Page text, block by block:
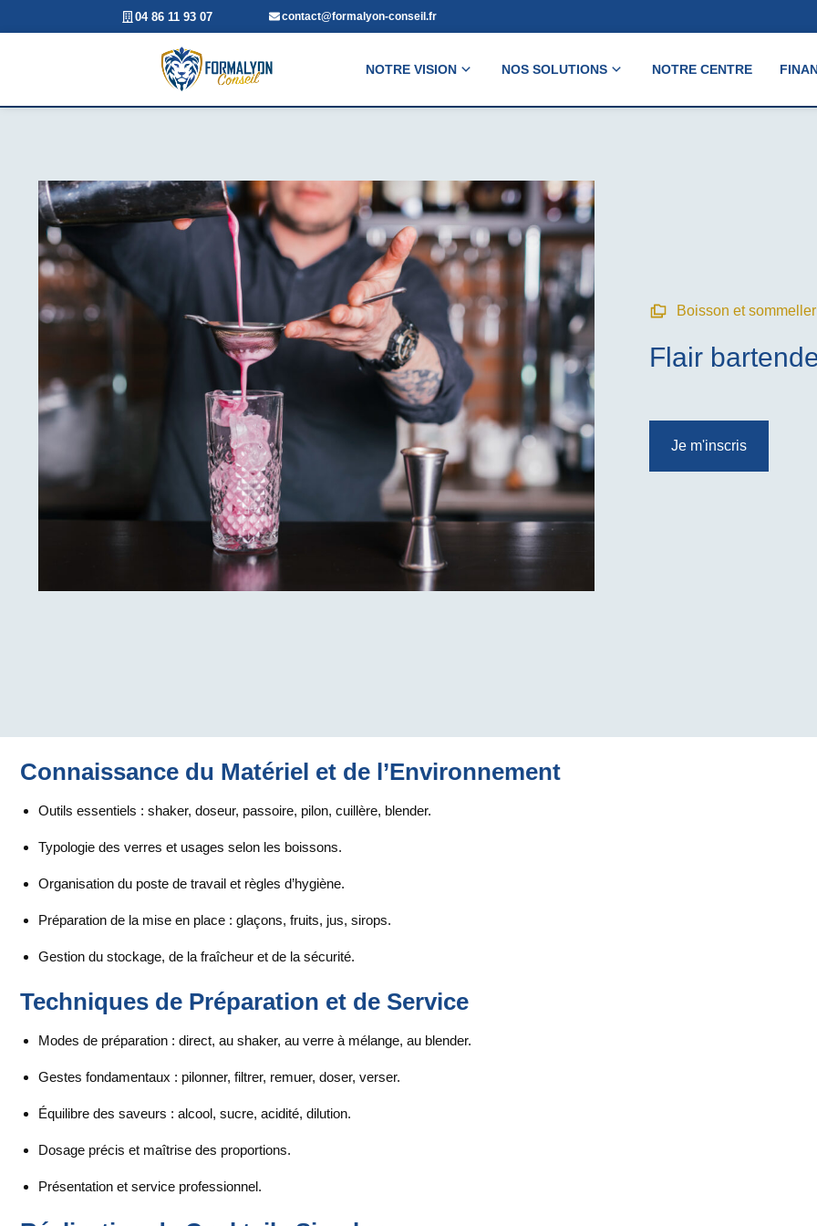
04 86 11 93 07 contact@formalyon-conseil.fr
NOTRE VISION NOS SOLUTIONS NOTRE CENTRE
Boisson et
Flair
Je m'inscris
Connaissance du Matériel et de l’Environnement
Outils essentiels : shaker, doseur, passoire, pilon, cuillère, blender.
Typologie des verres et usages selon les boissons.
Organisation du poste de travail et règles d’hygiène.
Préparation de la mise en place : glaçons, fruits, jus, sirops.
Gestion du stockage, de la fraîcheur et de la sécurité.
Techniques de Préparation et de Service
Modes de préparation : direct, au shaker, au verre à mélange, au blender.
Gestes fondamentaux : pilonner, filtrer, remuer, doser, verser.
Équilibre des saveurs : alcool, sucre, acidité, dilution.
Dosage précis et maîtrise des proportions.
Présentation et service professionnel.